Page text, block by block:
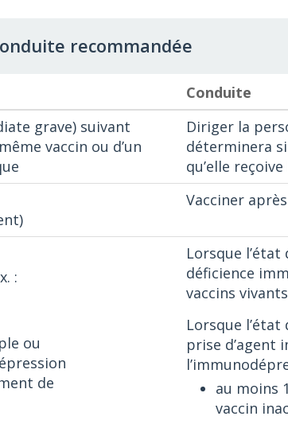
recommandée
Conduite
grave) suivant
vaccin ou d’un
Diriger la
déterminera
qu’elle
Vacciner
:
ou
de
Lorsque
déficience
vaccins
Lorsque l’état
prise d’agent
au moins
vaccin